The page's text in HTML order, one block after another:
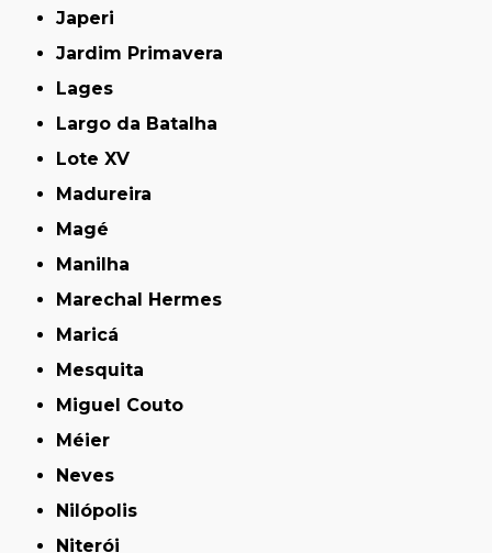
Japeri
Jardim Primavera
Lages
Largo da Batalha
Lote XV
Madureira
Magé
Manilha
Marechal Hermes
Maricá
Mesquita
Miguel Couto
Méier
Neves
Nilópolis
Niterói